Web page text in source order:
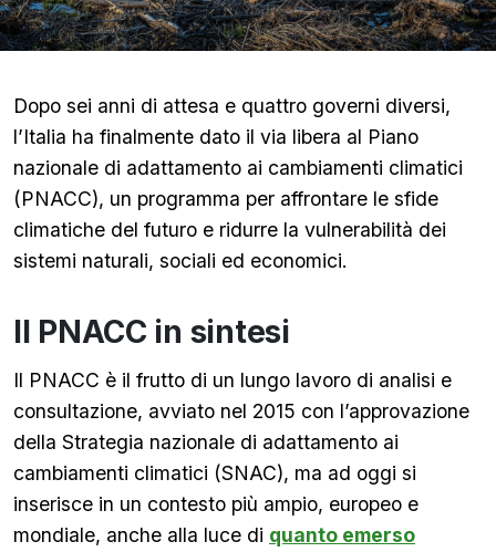
Dopo sei anni di attesa e quattro governi diversi,
l’Italia ha finalmente dato il via libera al Piano
nazionale di adattamento ai cambiamenti climatici
(PNACC), un programma per affrontare le sfide
climatiche del futuro e ridurre la vulnerabilità dei
sistemi naturali, sociali ed economici.
Il PNACC in sintesi
Il PNACC è il frutto di un lungo lavoro di analisi e
consultazione, avviato nel 2015 con l’approvazione
della Strategia nazionale di adattamento ai
cambiamenti climatici (SNAC), ma ad oggi si
inserisce in un contesto più ampio, europeo e
mondiale, anche alla luce di quanto emerso